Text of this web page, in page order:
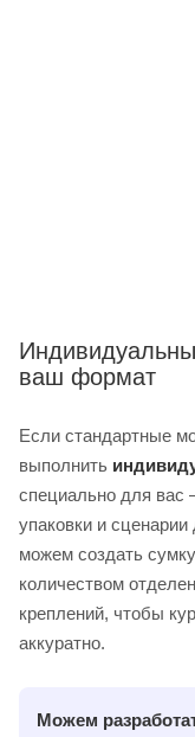
ваш формат
Если стандартные
выполнить
специально для
упаковки и
можем создать
количеством
креплений, чтобы
аккуратно.
Можем